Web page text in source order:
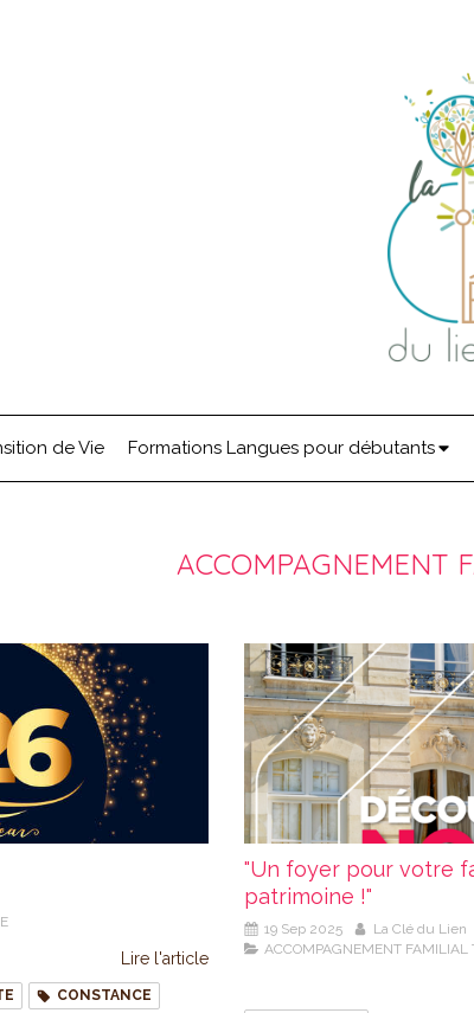
de Vie Formations Langues pour débutants
ACCOMPAGNEMENT
Lire l'article
CONSTANCE
"Un foyer pour votre
patrimoine !"
19 Sep 2025
La Clé du Lien
ACCOMPAGNEMENT FAMILIAL